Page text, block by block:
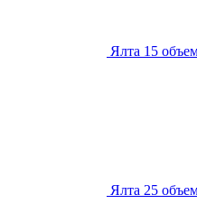
Ялта 15
Ялта 25